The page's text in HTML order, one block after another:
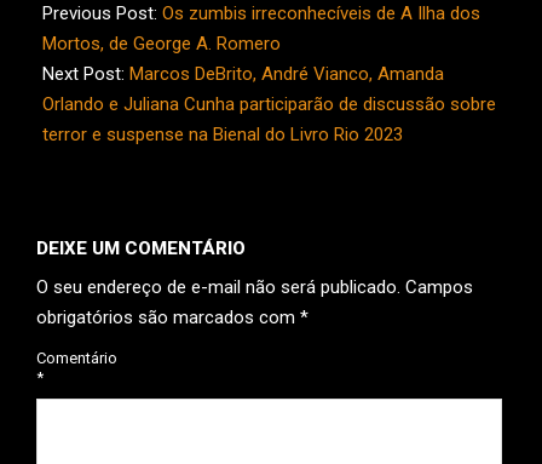
08-
21
Previous Post: Os zumbis irreconhecíveis de A Ilha dos
Mortos, de George A. Romero
Next Post: Marcos DeBrito, André Vianco, Amanda
Orlando e Juliana Cunha participarão de discussão sobre
terror e suspense na Bienal do Livro Rio 2023
DEIXE UM COMENTÁRIO
O seu endereço de e-mail não será publicado. Campos
obrigatórios são marcados com *
Comentário
*